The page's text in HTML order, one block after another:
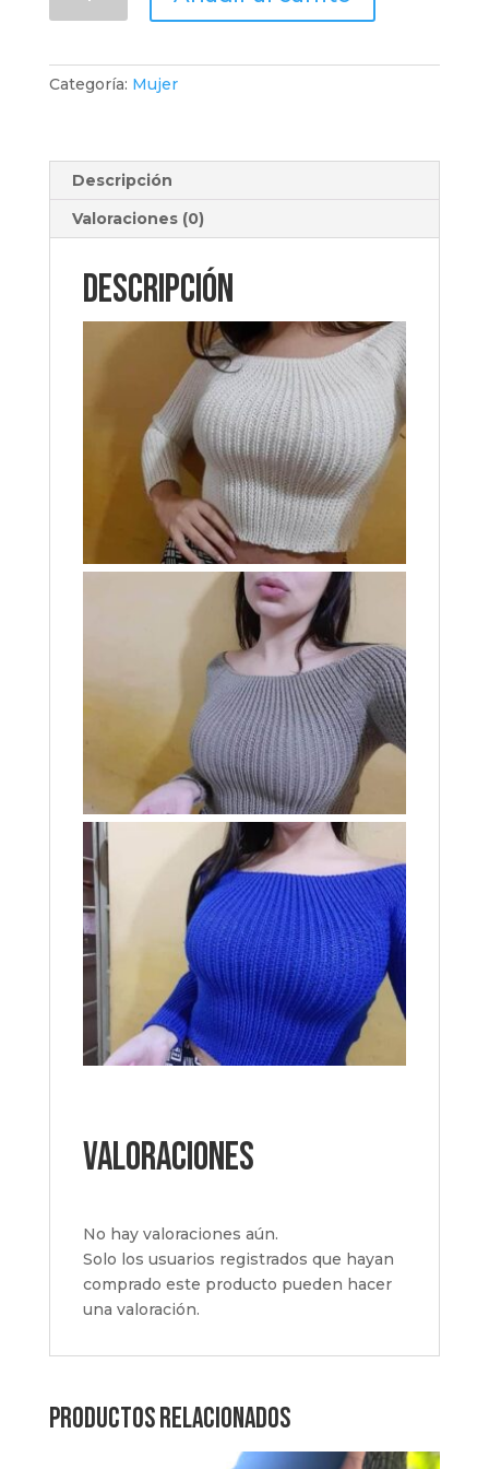
por
cantidad
Categoría: Mujer
Descripción
Valoraciones (0)
Descripción
Valoraciones
No hay valoraciones aún.
Solo los usuarios registrados que hayan
comprado este producto pueden hacer
una valoración.
Productos relacionados